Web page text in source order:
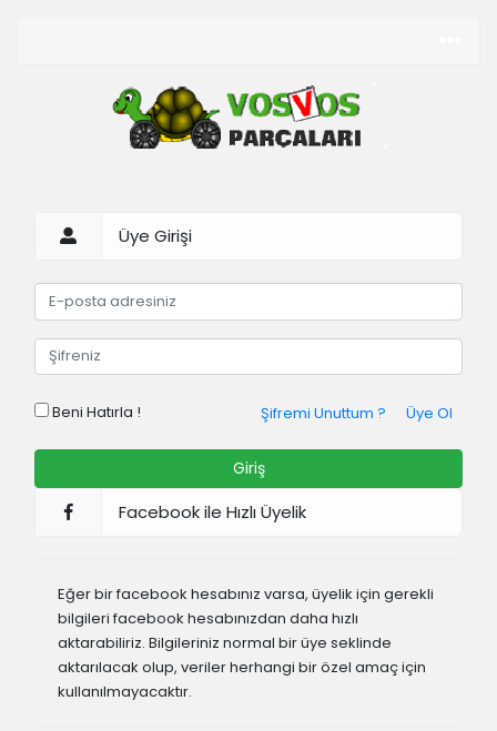
Üye Girişi
Beni Hatırla ! Üye Ol
Şifremi Unuttum ?
Facebook ile Hızlı Üyelik
Eğer bir facebook hesabınız varsa, üyelik için gerekli
bilgileri facebook hesabınızdan daha hızlı
aktarabiliriz. Bilgileriniz normal bir üye seklinde
aktarılacak olup, veriler herhangi bir özel amaç için
kullanılmayacaktır.